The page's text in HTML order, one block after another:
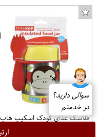
فلاسک غذای کودک اسکیپ هاپ
❌
سوالی دارید؟
در خدمتم